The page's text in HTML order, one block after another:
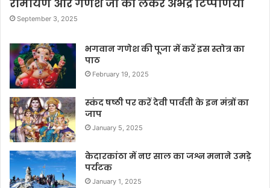
रामायण और गणेश जी को लेकर अभद्र टिप्पणियाँ
September 3, 2025
भगवान गणेश की पूजा में करें इस स्तोत्र का
पाठ
February 19, 2025
स्कंद षष्ठी पर करें देवी पार्वती के इन मंत्रों का
जाप
January 5, 2025
केदारकांठा में नए साल का जश्न मनाने उमड़े
पर्यटक
January 1, 2025